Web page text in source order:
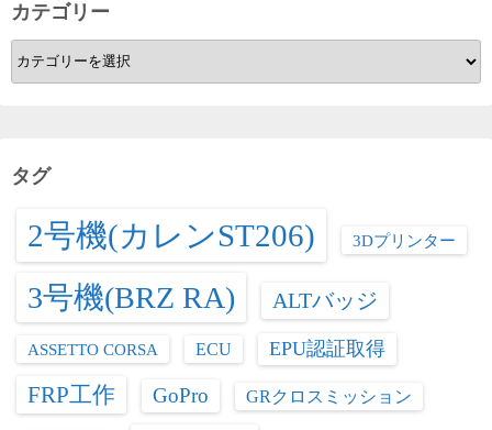
カテゴリー
カ
テ
ー
タグ
2号機(カレンST206) 3Dプリンター
3号機(BRZ RA) ALTバッジ
ASSETTO CORSA ECU EPU認証取得
FRP工作 GoPro GRクロスミッション